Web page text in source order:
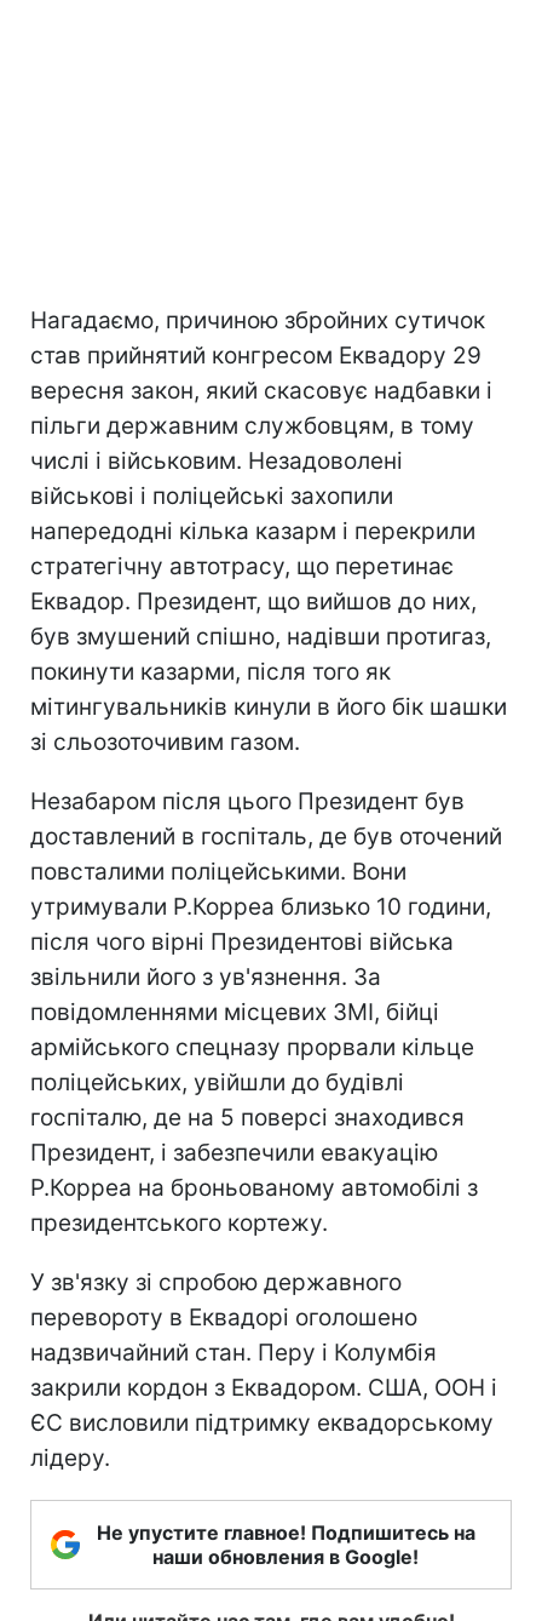
Нагадаємо, причиною збройних сутичок
став прийнятий конгресом Еквадору 29
вересня закон, який скасовує надбавки і
пільги державним службовцям, в тому
числі і військовим. Незадоволені
військові і поліцейські захопили
напередодні кілька казарм і перекрили
стратегічну автотрасу, що перетинає
Еквадор. Президент, що вийшов до них,
був змушений спішно, надівши протигаз,
покинути казарми, після того як
мітингувальників кинули в його бік шашки
зі сльозоточивим газом.
Незабаром після цього Президент був
доставлений в госпіталь, де був оточений
повсталими поліцейськими. Вони
утримували Р.Корреа близько 10 години,
після чого вірні Президентові війська
звільнили його з ув'язнення. За
повідомленнями місцевих ЗМІ, бійці
армійського спецназу прорвали кільце
поліцейських, увійшли до будівлі
госпіталю, де на 5 поверсі знаходився
Президент, і забезпечили евакуацію
Р.Корреа на броньованому автомобілі з
президентського кортежу.
У зв'язку зі спробою державного
перевороту в Еквадорі оголошено
надзвичайний стан. Перу і Колумбія
закрили кордон з Еквадором. США, ООН і
ЄС висловили підтримку еквадорському
лідеру.
Не упустите главное! Подпишитесь на
наши обновления в Google!